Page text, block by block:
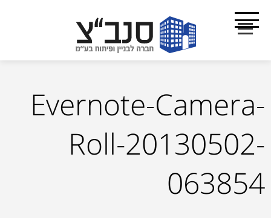
Evernote-Camera-
Roll-20130502-
063854